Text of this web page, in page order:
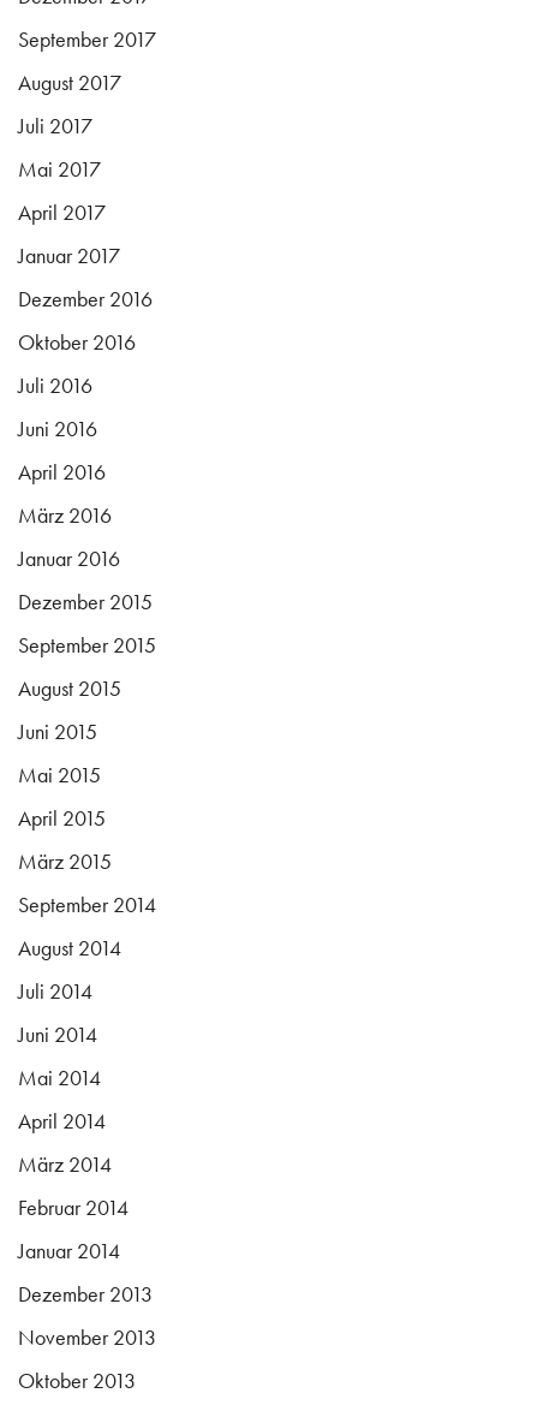
September 2017
August 2017
Juli 2017
Mai 2017
April 2017
Januar 2017
Dezember 2016
Oktober 2016
Juli 2016
Juni 2016
April 2016
März 2016
Januar 2016
Dezember 2015
September 2015
August 2015
Juni 2015
Mai 2015
April 2015
März 2015
September 2014
August 2014
Juli 2014
Juni 2014
Mai 2014
April 2014
März 2014
Februar 2014
Januar 2014
Dezember 2013
November 2013
Oktober 2013